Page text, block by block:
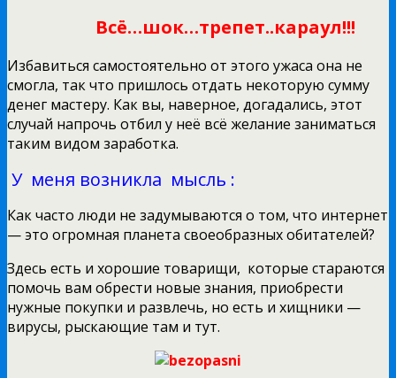
Всё…шок…трепет..караул!!!
Избавиться самостоятельно от этого ужаса она не
смогла, так что пришлось отдать некоторую сумму
денег мастеру. Как вы, наверное, догадались, этот
случай напрочь отбил у неё всё желание заниматься
таким видом заработка.
У меня возникла мысль :
Как часто люди не задумываются о том, что интернет
— это огромная планета своеобразных обитателей?
Здесь есть и хорошие товарищи, которые стараются
помочь вам обрести новые знания, приобрести
нужные покупки и развлечь, но есть и хищники —
вирусы, рыскающие там и тут.